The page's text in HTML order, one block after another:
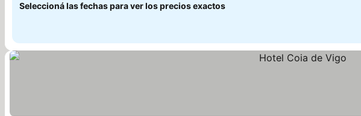
Seleccioná las fechas para ver los precios exactos